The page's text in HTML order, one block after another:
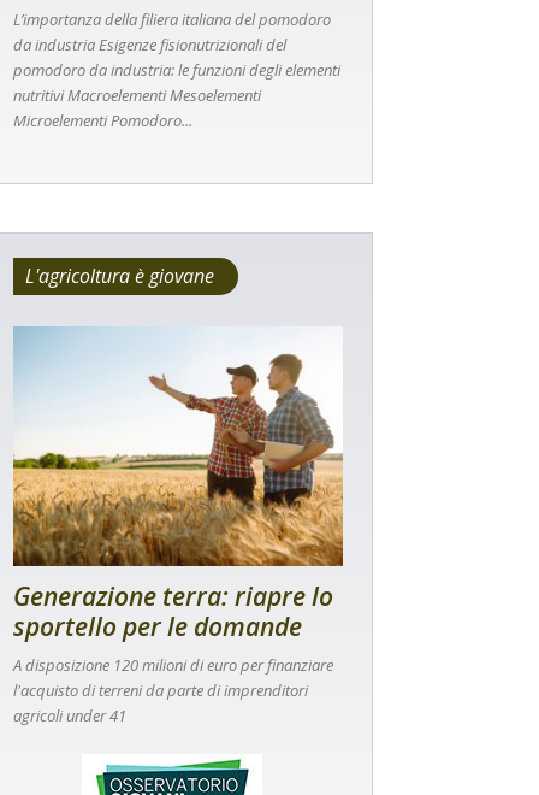
L’importanza della filiera italiana del pomodoro
da industria Esigenze fisionutrizionali del
pomodoro da industria: le funzioni degli elementi
nutritivi Macroelementi Mesoelementi
Microelementi Pomodoro...
L'agricoltura è giovane
Generazione terra: riapre lo
sportello per le domande
A disposizione 120 milioni di euro per finanziare
l'acquisto di terreni da parte di imprenditori
agricoli under 41